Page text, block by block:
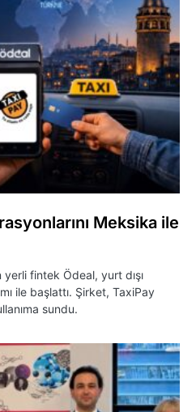
Meksika ile
fintek Ödeal, yurt dışı
ile başlattı. Şirket, TaxiPay
sundu.